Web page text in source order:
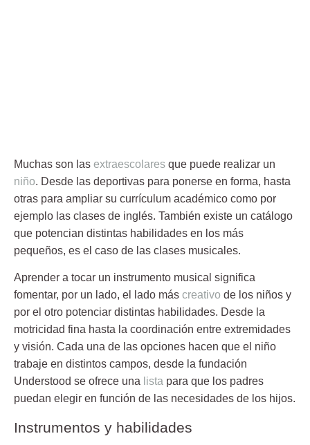
Muchas son las extraescolares que puede realizar un
niño. Desde las deportivas para ponerse en forma, hasta
otras para ampliar su currículum académico como por
ejemplo las clases de inglés. También existe un catálogo
que potencian distintas habilidades en los más
pequeños, es el caso de las clases musicales.
Aprender a tocar un instrumento musical significa
fomentar, por un lado, el lado más creativo de los niños y
por el otro potenciar distintas habilidades. Desde la
motricidad fina hasta la coordinación entre extremidades
y visión. Cada una de las opciones hacen que el niño
trabaje en distintos campos, desde la fundación
Understood se ofrece una lista para que los padres
puedan elegir en función de las necesidades de los hijos.
Instrumentos y habilidades